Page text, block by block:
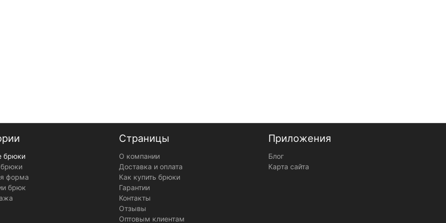
брюки
форма
брюк
Страницы
О компании
Доставка и оплата
Как купить брюки
Гарантии
Контакты
Отзывы
Оптовым клиентам
Приложения
Блог
Карта сайта